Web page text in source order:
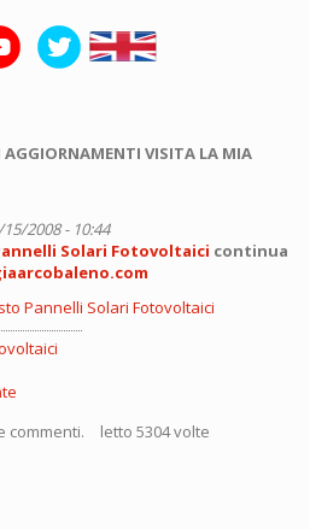
AGGIORNAMENTI VISITA LA MIA
2008 - 10:44
Solari Fotovoltaici continua
commenti. letto 5304 volte